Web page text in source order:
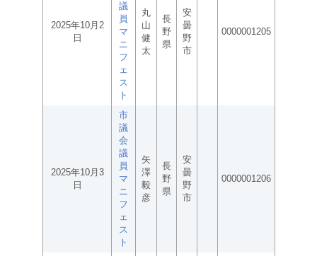
2025年10月2
日
議
員
マ
ニ
フ
ェ
ス
ト
丸
山
健
太
長
野
県
安
曇
野
市
0000001205
2025年10月3
日
市
議
会
議
員
マ
ニ
フ
ェ
ス
ト
矢
澤
毅
彦
長
野
県
安
曇
野
市
0000001206